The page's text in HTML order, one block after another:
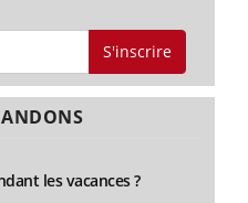
S'inscrire
les vacances ?